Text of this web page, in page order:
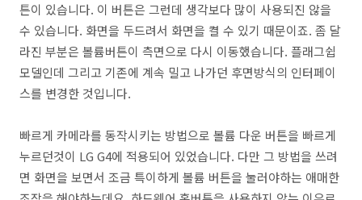
튼이 있습니다. 이 버튼은 그런데 생각보다 많이 사용되진 않을
수 있습니다. 화면을 두드려서 화면을 켤 수 있기 때문이죠. 좀 달
라진 부분은 볼륨버튼이 측면으로 다시 이동했습니다. 플래그쉽
모델인데 그리고 기존에 계속 밀고 나가던 후면방식의 인터페이
스를 변경한 것입니다.
빠르게 카메라를 동작시키는 방법으로 볼륨 다운 버튼을 빠르게
누르던것이 LG G4에 적용되어 있었습니다. 다만 그 방법을 쓰려
면 화면을 보면서 조금 특이하게 볼륨 버튼을 눌러야하는 애매한